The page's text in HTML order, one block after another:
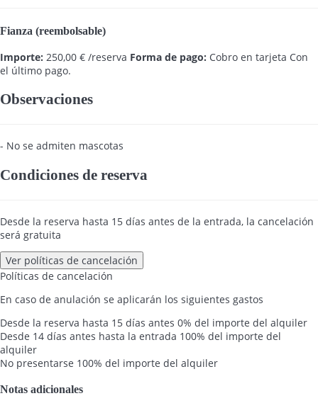
Fianza (reembolsable)
Importe: 250,00 € /reserva Forma de pago: Cobro en tarjeta Con
el último pago.
Observaciones
- No se admiten mascotas
Condiciones de reserva
Desde la reserva hasta 15 días antes de la entrada, la cancelación
será gratuita
Ver políticas de cancelación
Políticas de cancelación
En caso de anulación se aplicarán los siguientes gastos
Desde la reserva hasta 15 días antes 0% del importe del alquiler
Desde 14 días antes hasta la entrada 100% del importe del
alquiler
No presentarse 100% del importe del alquiler
Notas adicionales